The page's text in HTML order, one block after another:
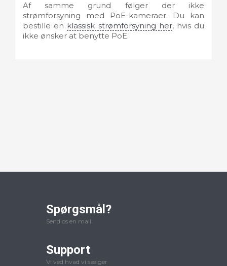
Af samme grund følger der ikke
strømforsyning med PoE-kameraer. Du kan
bestille en klassisk strømforsyning her, hvis du
ikke ønsker at benytte PoE.
Spørgsmål?
Send os en mail
Support
Vi ved hvad vi sælger